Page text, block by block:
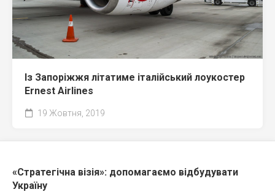
Із Запоріжжя літатиме італійський лоукостер
Ernest Airlines
19 Жовтня, 2019
«Стратегічна візія»: допомагаємо відбудувати
Україну